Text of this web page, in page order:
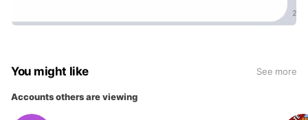
You might like See more
Accounts others are viewing